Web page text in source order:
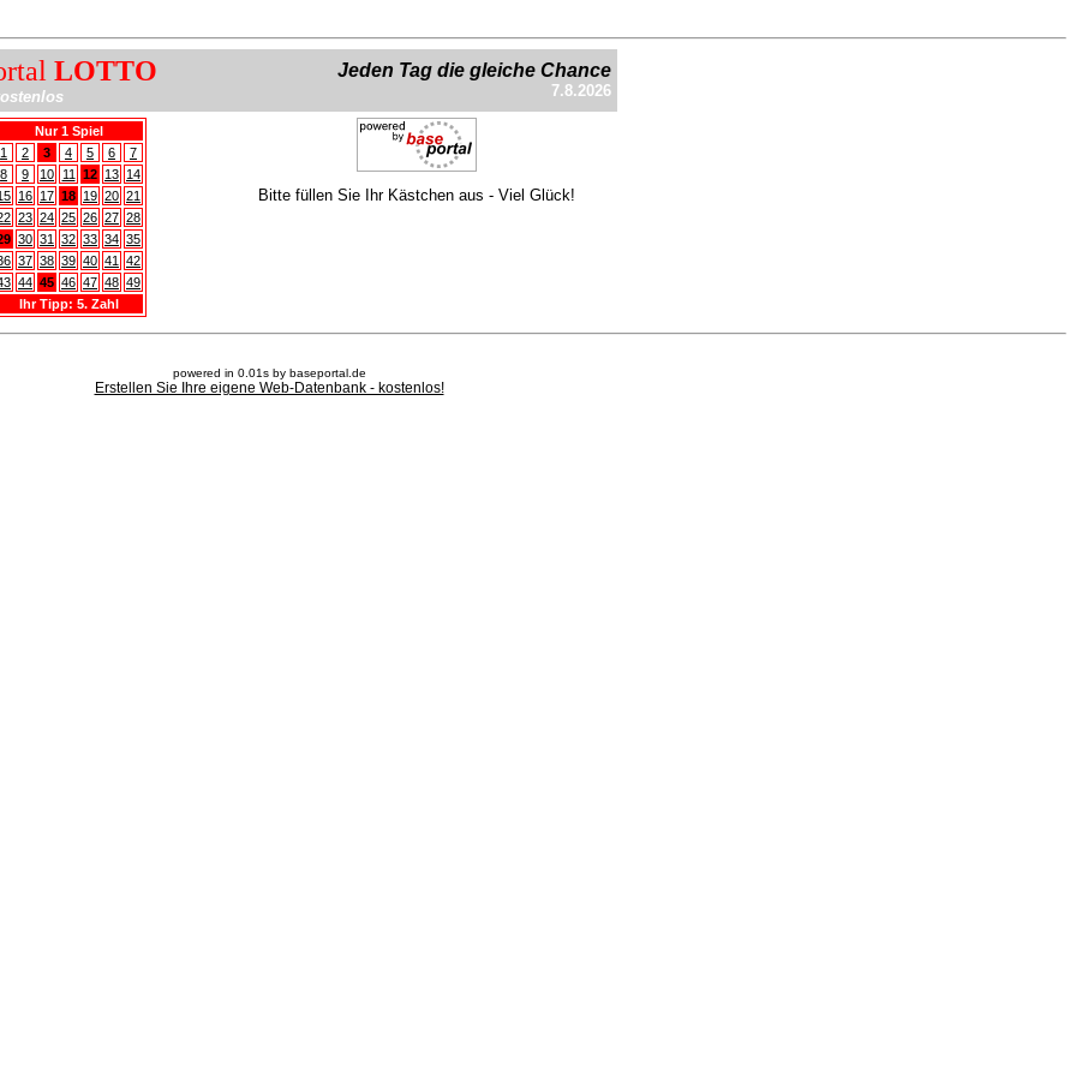
LOTTO Jeden Tag die gleiche Chance
7.8.2026
Nur 1 Spiel
1
2 3 4 5 6
7
8
9 10 11 12 13 14
16 17 18 19 20 21
23 24 25 26 27 28
30 31 32 33 34 35
37 38 39 40 41
42
44 45 46 47 48 49
Ihr Tipp: 5. Zahl
Bitte füllen Sie Ihr Kästchen aus - Viel Glück!
powered in 0.01s by baseportal.de
Erstellen Sie Ihre eigene Web-Datenbank - kostenlos!